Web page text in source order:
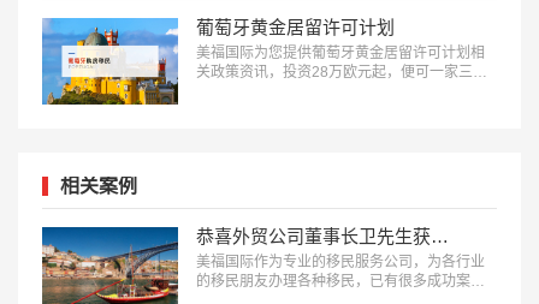
葡萄牙黄金居留许可计划
美福国际为您提供葡萄牙黄金居留许可计划相
关政策资讯，投资28万欧元起，便可一家三代
相关案例
恭喜外贸公司董事长卫先生获得葡萄牙黄金居留权！
美福国际作为专业的移民服务公司，为各行业
的移民朋友办理各种移民，已有很多成功案